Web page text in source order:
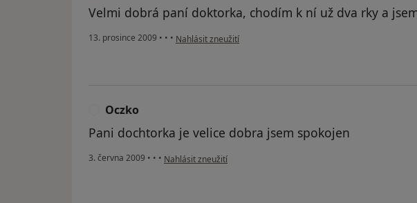
Velmi dobrá paní doktorka, chodím k ní už dva rky a
13. prosince 2009 • • • podle názoru uživatele Pacient
Nahlásit zneužití
Oczko
Pani dochtorka je velice dobra jsem spokojen
3. června 2009 • • • podle názoru uživatele Oczko
Nahlásit zneužití